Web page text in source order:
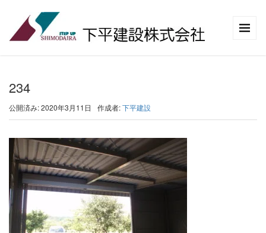
234
公開済み: 2020年3月11日 作成者:下平建設